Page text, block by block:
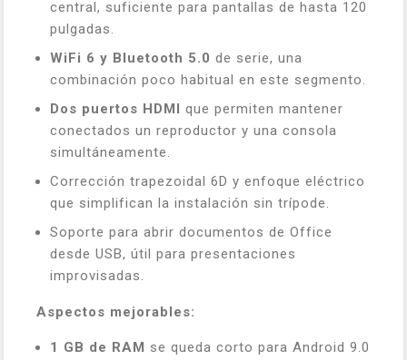
central, suficiente para pantallas de hasta 120
pulgadas.
WiFi 6 y Bluetooth 5.0 de serie, una
combinación poco habitual en este segmento.
Dos puertos HDMI que permiten mantener
conectados un reproductor y una consola
simultáneamente.
Corrección trapezoidal 6D y enfoque eléctrico
que simplifican la instalación sin trípode.
Soporte para abrir documentos de Office
desde USB, útil para presentaciones
improvisadas.
Aspectos mejorables:
1 GB de RAM se queda corto para Android 9.0